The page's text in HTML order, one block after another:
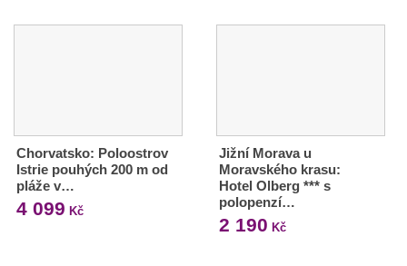
Chorvatsko: Poloostrov
Istrie pouhých 200 m od
pláže v…
4 099 Kč
Jižní Morava u
Moravského krasu:
Hotel Olberg *** s
polopenzí…
2 190 Kč